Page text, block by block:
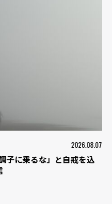
2026.08.07
子に乗るな」と自戒を込